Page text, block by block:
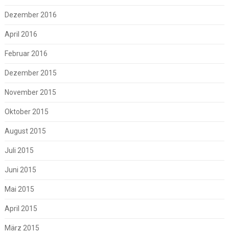
Dezember 2016
April 2016
Februar 2016
Dezember 2015
November 2015
Oktober 2015
August 2015
Juli 2015
Juni 2015
Mai 2015
April 2015
März 2015